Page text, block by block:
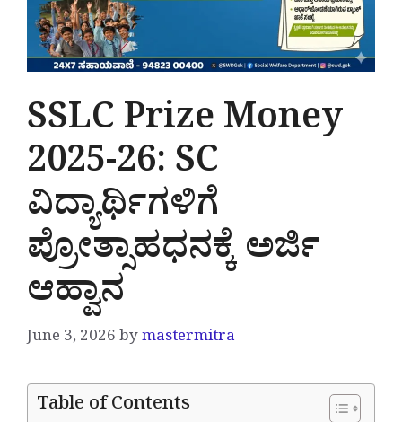
SSLC Prize Money
2025-26: SC
ವಿದ್ಯಾರ್ಥಿಗಳಿಗೆ
ಪ್ರೋತ್ಸಾಹಧನಕ್ಕೆ ಅರ್ಜಿ
ಆಹ್ವಾನ
June 3, 2026bymastermitra
Table of Contents